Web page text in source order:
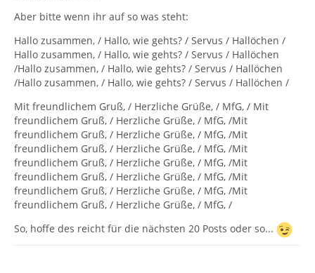
Aber bitte wenn ihr auf so was steht:
Hallo zusammen, / Hallo, wie gehts? / Servus / Hallöchen /
Hallo zusammen, / Hallo, wie gehts? / Servus / Hallöchen
/Hallo zusammen, / Hallo, wie gehts? / Servus / Hallöchen
/Hallo zusammen, / Hallo, wie gehts? / Servus / Hallöchen /
Mit freundlichem Gruß, / Herzliche Grüße, / MfG, / Mit
freundlichem Gruß, / Herzliche Grüße, / MfG, /Mit
freundlichem Gruß, / Herzliche Grüße, / MfG, /Mit
freundlichem Gruß, / Herzliche Grüße, / MfG, /Mit
freundlichem Gruß, / Herzliche Grüße, / MfG, /Mit
freundlichem Gruß, / Herzliche Grüße, / MfG, /Mit
freundlichem Gruß, / Herzliche Grüße, / MfG, /Mit
freundlichem Gruß, / Herzliche Grüße, / MfG, /
So, hoffe des reicht für die nächsten 20 Posts oder so...